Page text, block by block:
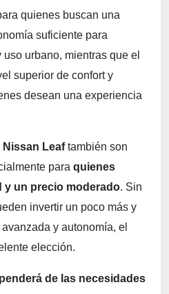
quienes buscan una
suficiente para
urbano, mientras que el
superior de confort y
desean una experiencia
Nissan Leaftambién son
para quienes
y un precio moderado. Sin
invertir un poco más y
y autonomía, el
elección.
de las necesidades